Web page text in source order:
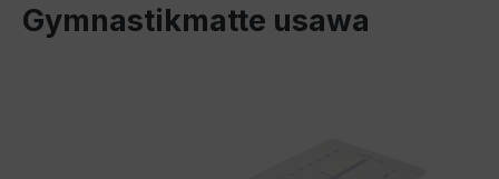
Gymnastikmatte usawa